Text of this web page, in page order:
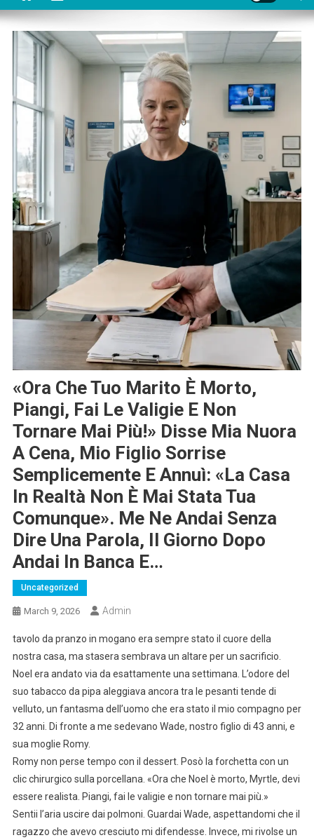
«Ora Che Tuo Marito È Morto,
Piangi, Fai Le Valigie E Non
Tornare Mai Più!» Disse Mia Nuora
A Cena, Mio Figlio Sorrise
Semplicemente E Annuì: «la Casa
In Realtà Non È Mai Stata Tua
Comunque». Me Ne Andai Senza
Dire Una Parola, Il Giorno Dopo
Andai In Banca E…
Uncategorized
March 9, 2026 Admin
tavolo da pranzo in mogano era sempre stato il cuore della
nostra casa, ma stasera sembrava un altare per un sacrificio.
Noel era andato via da esattamente una settimana. L’odore del
suo tabacco da pipa aleggiava ancora tra le pesanti tende di
velluto, un fantasma dell’uomo che era stato il mio compagno per
32 anni. Di fronte a me sedevano Wade, nostro figlio di 43 anni, e
sua moglie Romy.
Romy non perse tempo con il dessert. Posò la forchetta con un
clic chirurgico sulla porcellana. «Ora che Noel è morto, Myrtle, devi
essere realista. Piangi, fai le valigie e non tornare mai più.»
Sentii l’aria uscire dai polmoni. Guardai Wade, aspettandomi che il
ragazzo che avevo cresciuto mi difendesse. Invece, mi rivolse un